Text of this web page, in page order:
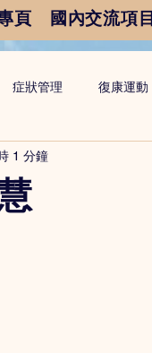
頁 國內交流項目
症狀管理 復康運動
1 分鐘